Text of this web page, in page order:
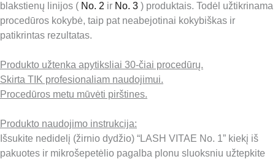
blakstienų linijos ( No. 2 ir No. 3 ) produktais. Todėl užtikrinama
procedūros kokybė, taip pat neabejotinai kokybiškas ir
patikrintas rezultatas.
Produkto užtenka apytiksliai 30-čiai procedūrų.
Skirta TIK profesionaliam naudojimui.
Procedūros metu mūvėti pirštines.
Produkto naudojimo instrukcija:
Išsukite nedidelį (žirnio dydžio) “LASH VITAE No. 1” kiekį iš
pakuotes ir mikrošepetėlio pagalba plonu sluoksniu užtepkite